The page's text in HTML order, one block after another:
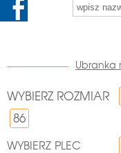
Ubranka
WYBIERZ ROZMIAR
86
WYBIERZ PLEC